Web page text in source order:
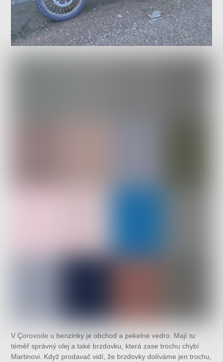
V Çorovode u benzinky je obchod a pekelné vedro. Mají tu
téměř správný olej a také brzdovku, která zase trochu chybí
Martinovi. Když prodavač vidí, že brzdovky dolíváme jen trochu,